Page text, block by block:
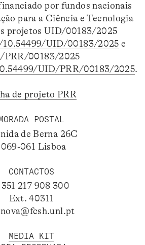
por fundos nacionais
para a Ciência e Tecnologia
projetos UID/00183/2025
UID/00183/2025 e
PRR/00183/2025
UID/PRR/00183/2025.
de projeto PRR
POSTAL
de Berna 26C
061 Lisboa
CONTACTOS
217 908 300
Ext. 40311
MEDIA KIT